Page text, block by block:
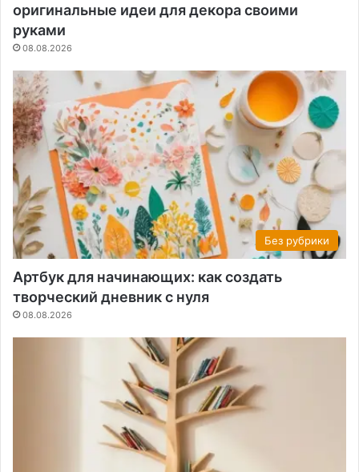
оригинальные идеи для декора своими
руками
08.08.2026
Без рубрики
Артбук для начинающих: как создать
творческий дневник с нуля
08.08.2026